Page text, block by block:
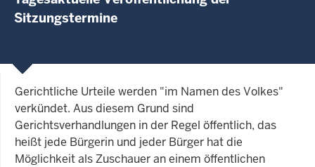
Sitzungstermine
Gerichtliche Urteile werden "im Namen des Volkes"
verkündet. Aus diesem Grund sind
Gerichtsverhandlungen in der Regel öffentlich, das
heißt jede Bürgerin und jeder Bürger hat die
Möglichkeit als Zuschauer an einem öffentlichen